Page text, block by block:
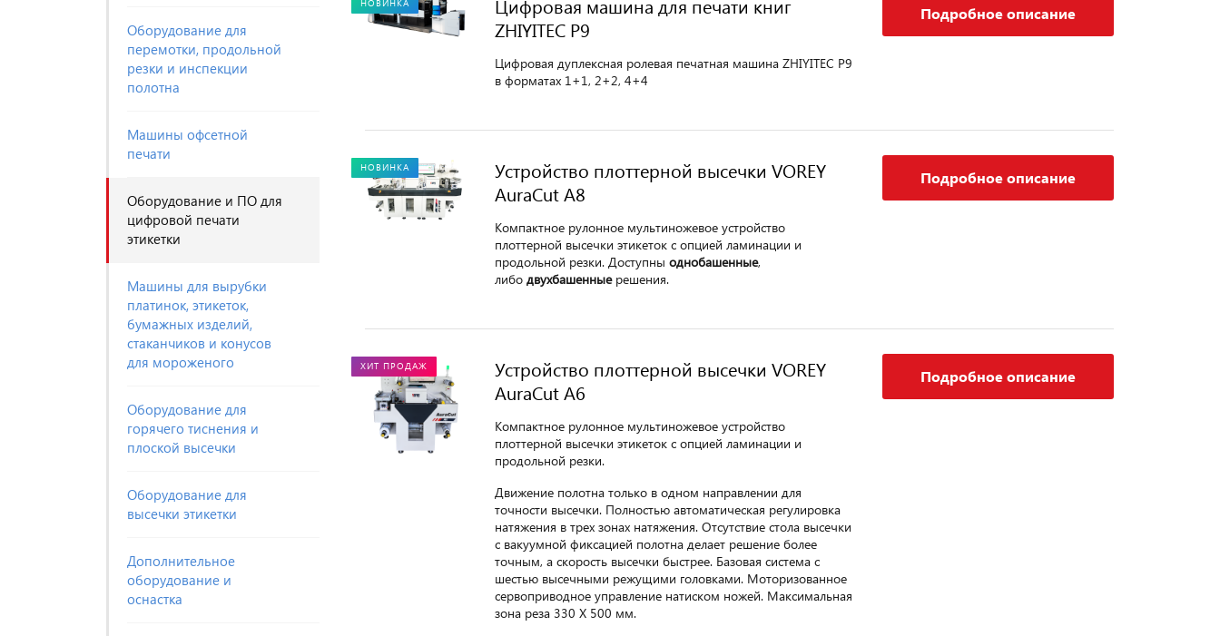
Оборудование для
перемотки, продольной
резки и инспекции
полотна
Машины офсетной
печати
Оборудование и ПО для
цифровой печати
этикетки
Машины для вырубки
платинок, этикеток,
бумажных изделий,
стаканчиков и конусов
для мороженого
Оборудование для
горячего тиснения и
плоской высечки
Оборудование для
высечки этикетки
Дополнительное
оборудование и
оснастка
НОВИНКА
Цифровая машина для печати книг
ZHIYITEC P9
Цифровая дуплексная ролевая печатная машина ZHIYITEC P9
в форматах 1+1, 2+2, 4+4
Подробное описание
НОВИНКА
Устройство плоттерной высечки VOREY
AuraCut A8
Компактное рулонное мультиножевое устройство
плоттерной высечки этикеток с опцией ламинации и
продольной резки. Доступны однобашенные,
либодвухбашенныерешения.
Подробное описание
ХИТ ПРОДАЖ
Устройство плоттерной высечки VOREY
AuraCut A6
Компактное рулонное мультиножевое устройство
плоттерной высечки этикеток с опцией ламинации и
продольной резки.
Движение полотна только в одном направлении для
точности высечки. Полностью автоматическая регулировка
натяжения в трех зонах натяжения. Отсутствие стола высечки
с вакуумной фиксацией полотна делает решение более
точным, а скорость высечки быстрее. Базовая система с
шестью высечными режущими головками. Моторизованное
сервоприводное управление натиском ножей. Максимальная
зона реза 330 X 500 мм.
Подробное описание